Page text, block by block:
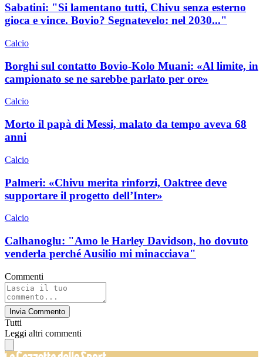
Sabatini: "Si lamentano tutti, Chivu senza esterno
gioca e vince. Bovio? Segnatevelo: nel 2030..."
Calcio
Borghi sul contatto Bovio-Kolo Muani: «Al limite, in
campionato se ne sarebbe parlato per ore»
Calcio
Morto il papà di Messi, malato da tempo aveva 68
anni
Calcio
Palmeri: «Chivu merita rinforzi, Oaktree deve
supportare il progetto dell’Inter»
Calcio
Calhanoglu: "Amo le Harley Davidson, ho dovuto
venderla perché Ausilio mi minacciava"
Commenti
Invia Commento
Tutti
Leggi altri commenti